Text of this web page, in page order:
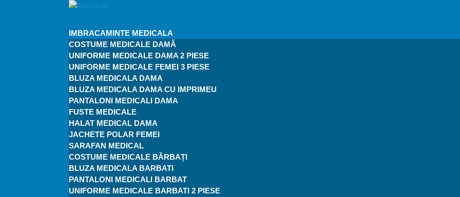
IMBRACAMINTE MEDICALA
COSTUME MEDICALE DAMĂ
UNIFORME MEDICALE DAMA 2 PIESE
UNIFORME MEDICALE FEMEI 3 PIESE
BLUZA MEDICALA DAMA
BLUZA MEDICALA DAMA CU IMPRIMEU
PANTALONI MEDICALI DAMA
FUSTE MEDICALE
HALAT MEDICAL DAMA
JACHETE POLAR FEMEI
SARAFAN MEDICAL
COSTUME MEDICALE BĂRBAȚI
BLUZA MEDICALA BARBATI
PANTALONI MEDICALI BARBAT
UNIFORME MEDICALE BARBATI 2 PIESE